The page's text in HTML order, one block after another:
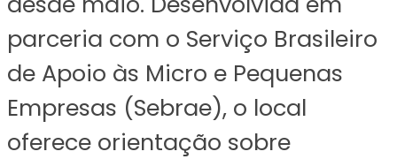
parceria com o Serviço Brasileiro
de Apoio às Micro e Pequenas
Empresas (Sebrae), o local
oferece orientação sobre